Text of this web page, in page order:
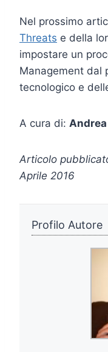
Nel prossimo
Threats e della
impostare un
Management dal
tecnologico e
A cura di:
Articolo
Aprile 2016
Profilo Autore